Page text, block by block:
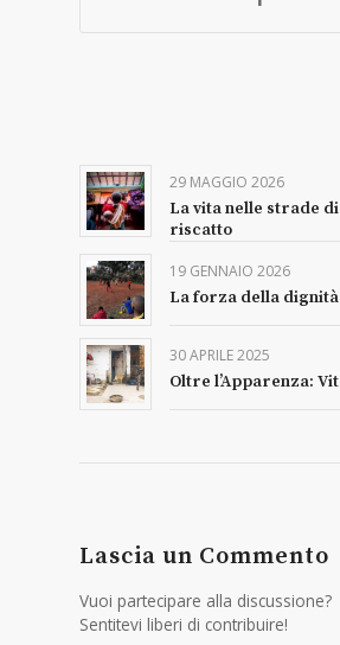
29 MAGGIO 2026
La vita nelle strade
riscatto
19 GENNAIO 2026
La forza della dignità
30 APRILE 2025
Oltre l’Apparenza:
Lascia un Commento
Vuoi partecipare alla discussione?
Sentitevi liberi di contribuire!